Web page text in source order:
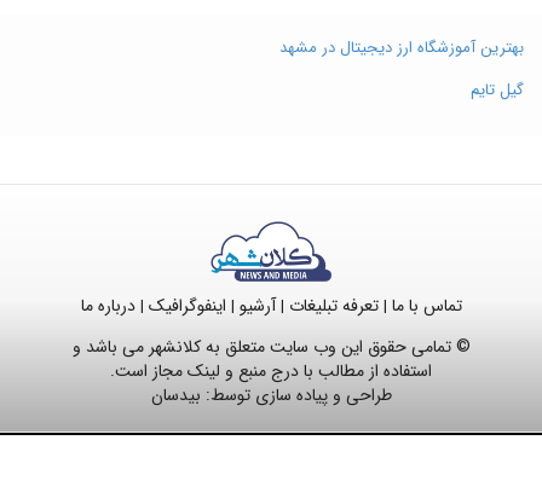
بهترین آموزشگاه ارز دیجیتال در مشهد
گیل تایم
تماس با ما |تعرفه تبلیغات |آرشیو | اینفوگرافیک |درباره ما
© تمامی حقوق این وب سایت متعلق به کلانشهر می باشد و
استفاده از مطالب با درج منبع و لینک مجاز است.
طراحی و پیاده سازی توسط: بیدسان